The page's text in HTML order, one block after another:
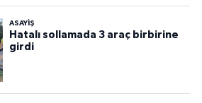
ASAYİŞ
Hatalı sollamada 3 araç birbirine
girdi